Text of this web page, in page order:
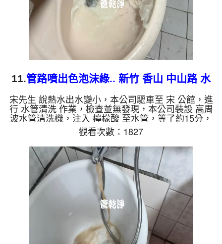
11.管路噴出色泡沫綠.. 新竹 香山 中山路 水
管清洗
宋先生 說熱水出水變小，本公司驅車至 宋 公館，進
行 水管清洗 作業，檢查並無發現，本公司裝設 高周
波水管清洗機，注入 檸檬酸 至水管，等了約15分，
開啟 水管清洗機 ，啟動 螺旋波 模式，一洗水管就流
出綠色泡沫髒水，看起來就像是泡沫綠查，兩個多小
時後，出水變乾淨出水量也變大了。 如是自來水，
如水管老化，會產生鐵鏽跟泥沙堆積，洗出來的水就
會是咖啡色，地下水含有氧化錳，管壁上會結成黑色
管垢，洗出來的水會跟石油一樣黑，有些洗出綠色的
水，是因為裡面有銅的物質，生鏽產生銅綠，如是藍
色的水，是因為水...
觀看次數：1827